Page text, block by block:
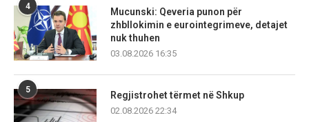
4
Mucunski: Qeveria punon për
zhbllokimin e eurointegrimeve, detajet
nuk thuhen
03.08.2026 16:35
5
Regjistrohet tërmet në Shkup
02.08.2026 22:34